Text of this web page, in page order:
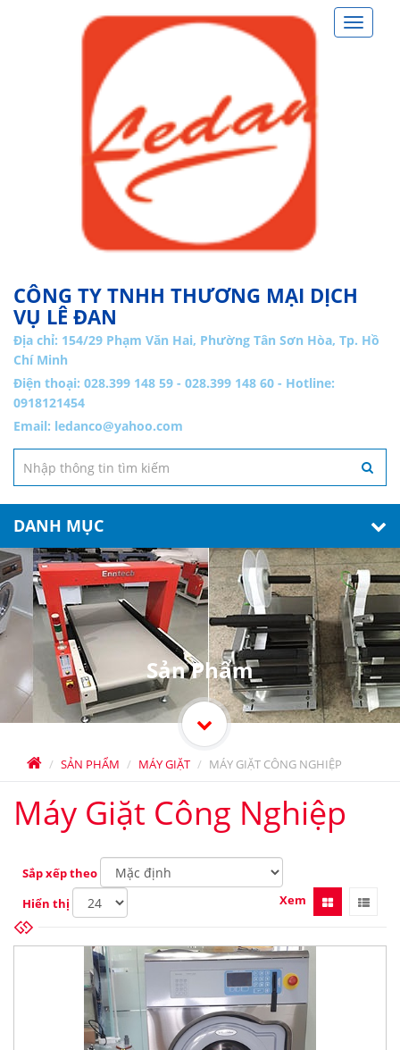
Toggle
CÔNG TY TNHH THƯƠNG MẠI DỊCH
VỤ LÊ ĐAN
Địa chỉ: 154/29 Phạm Văn Hai, Phường Tân Sơn Hòa, Tp. Hồ
Chí Minh
Điện thoại: 028.399 148 59 - 028.399 148 60 - Hotline:
0918121454
Email: ledanco@yahoo.com
DANH MỤC
SẢN PHẨM MÁY GIẶT MÁY GIẶT CÔNG NGHIỆP
Sản Phẩm
Máy Giặt Công Nghiệp
Sắp xếp theo
Hiển thị
Xem